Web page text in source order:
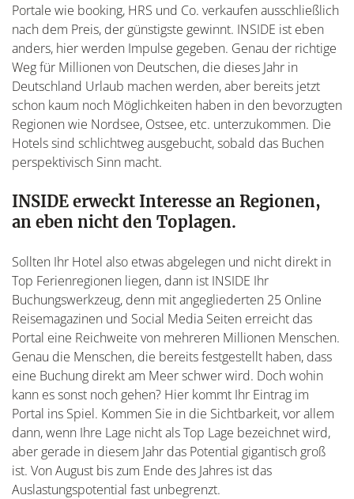
Portale wie booking, HRS und Co. verkaufen ausschließlich
nach dem Preis, der günstigste gewinnt. INSIDE ist eben
anders, hier werden Impulse gegeben. Genau der richtige
Weg für Millionen von Deutschen, die dieses Jahr in
Deutschland Urlaub machen werden, aber bereits jetzt
schon kaum noch Möglichkeiten haben in den bevorzugten
Regionen wie Nordsee, Ostsee, etc. unterzukommen. Die
Hotels sind schlichtweg ausgebucht, sobald das Buchen
perspektivisch Sinn macht.
INSIDE erweckt Interesse an Regionen,
an eben nicht den Toplagen.
Sollten Ihr Hotel also etwas abgelegen und nicht direkt in
Top Ferienregionen liegen, dann ist INSIDE Ihr
Buchungswerkzeug, denn mit angegliederten 25 Online
Reisemagazinen und Social Media Seiten erreicht das
Portal eine Reichweite von mehreren Millionen Menschen.
Genau die Menschen, die bereits festgestellt haben, dass
eine Buchung direkt am Meer schwer wird. Doch wohin
kann es sonst noch gehen? Hier kommt Ihr Eintrag im
Portal ins Spiel. Kommen Sie in die Sichtbarkeit, vor allem
dann, wenn Ihre Lage nicht als Top Lage bezeichnet wird,
aber gerade in diesem Jahr das Potential gigantisch groß
ist. Von August bis zum Ende des Jahres ist das
Auslastungspotential fast unbegrenzt.